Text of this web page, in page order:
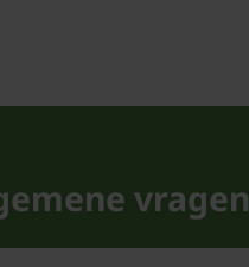
vragen